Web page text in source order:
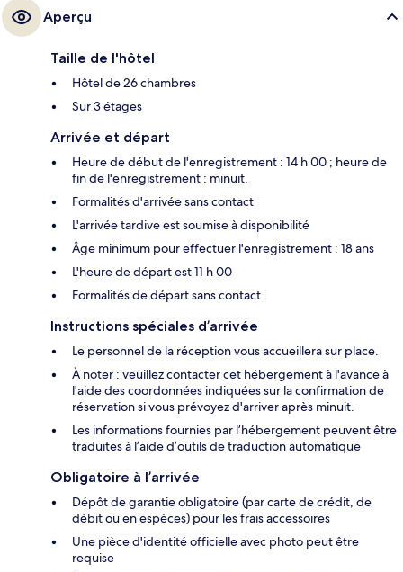
Aperçu
Taille de l'hôtel
Hôtel de 26 chambres
Sur 3 étages
Arrivée et départ
Heure de début de l'enregistrement : 14 h 00 ; heure de
fin de l'enregistrement : minuit.
Formalités d'arrivée sans contact
L'arrivée tardive est soumise à disponibilité
Âge minimum pour effectuer l'enregistrement : 18 ans
L'heure de départ est 11 h 00
Formalités de départ sans contact
Instructions spéciales d’arrivée
Le personnel de la réception vous accueillera sur place.
À noter : veuillez contacter cet hébergement à l'avance à
l'aide des coordonnées indiquées sur la confirmation de
réservation si vous prévoyez d'arriver après minuit.
Les informations fournies par l’hébergement peuvent être
traduites à l’aide d’outils de traduction automatique
Obligatoire à l’arrivée
Dépôt de garantie obligatoire (par carte de crédit, de
débit ou en espèces) pour les frais accessoires
Une pièce d'identité officielle avec photo peut être
requise